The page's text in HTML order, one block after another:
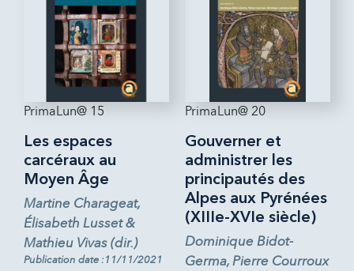
PrimaLun@ 15
Les espaces
carcéraux au
Moyen Âge
Martine Charageat,
Élisabeth Lusset &
Mathieu Vivas (dir.)
Publication date :11/11/2021
PrimaLun@ 20
Gouverner et
administrer les
principautés des
Alpes aux Pyrénées
(XIIIe-XVIe siècle)
Dominique Bidot-
Germa, Pierre Courroux